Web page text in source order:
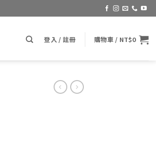
登入 / 註冊 購物車 / NT$0